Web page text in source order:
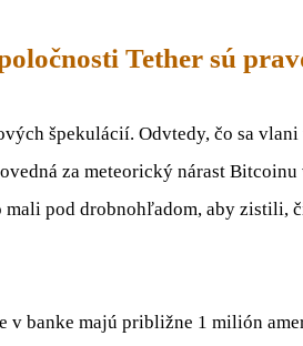
Tether sú
špekulácií. Odvtedy, čo sa
za meteorický nárast
pod drobnohľadom, aby zistili,
banke majú približne 1 milión